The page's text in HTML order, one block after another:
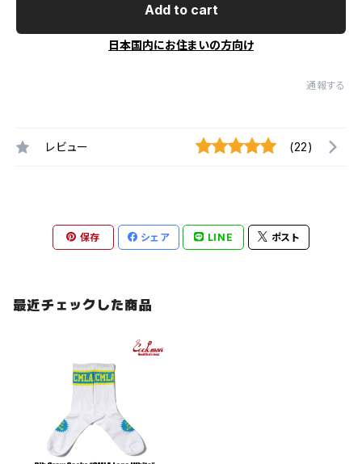
Add to cart
日本国内にお住まいの方向け
通報する
レビュー (22)
保存 シェア LINE ポスト
最近チェックした商品